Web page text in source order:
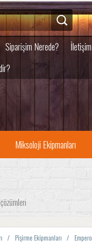
Siparişim Nerede?
İletişim
Miksoloji Ekipmanları
Pişirme Ekipmanları Empero